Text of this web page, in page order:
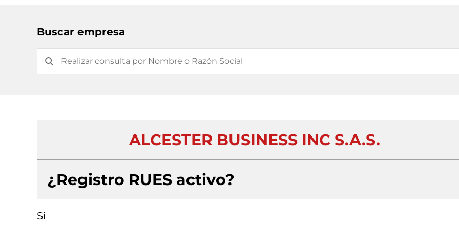
Buscar empresa
ALCESTER BUSINESS INC S.A.S.
¿Registro RUES activo?
Si